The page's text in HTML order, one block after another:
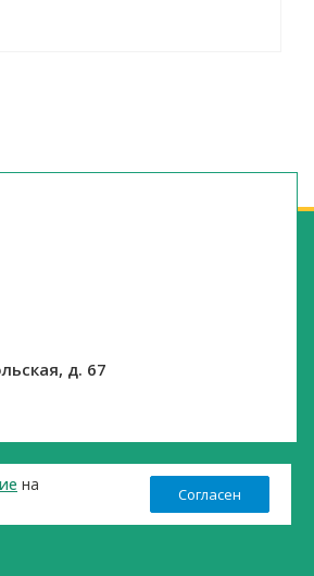
д. 67
на
Согласен